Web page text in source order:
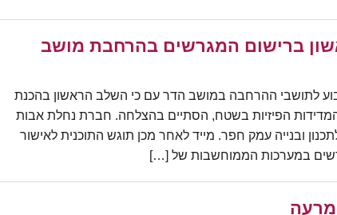
ברישום המגרשים בהרחבת מושב
לתושבי ההרחבה במושב הדר עם כי השלב הראשון בהכנת
הפיזיות בשטח, הסתיים בהצלחה. חברת נחלת אבות
ובנייה עמק חפר. מייד לאחר מכן תוגש התוכנית לאישור
במערכות הממוחשבות של […]
מרעה